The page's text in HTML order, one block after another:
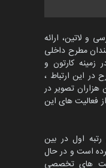
کارتون و
و لاتین، ارائه
مطرح داخلی
زمینه کارتون و
در این ارتباط ،
تصویر در
فعالیت های این
رتبه اول در بین
است و در حال
های تخصصی